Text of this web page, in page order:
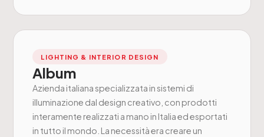
LIGHTING & INTERIOR DESIGN
Album
Azienda italiana specializzata in sistemi di
illuminazione dal design creativo, con prodotti
interamente realizzati a mano in Italia ed esportati
in tutto il mondo. La necessità era creare un